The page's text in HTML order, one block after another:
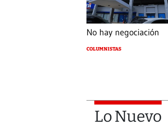
No hay negociación
COLUMNISTAS
Lo Nuevo